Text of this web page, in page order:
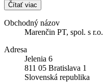
Čítať viac
Obchodný názov
Marenčin PT, spol. s r.o.
Adresa
Jelenia 6
811 05 Bratislava 1
Slovenská republika